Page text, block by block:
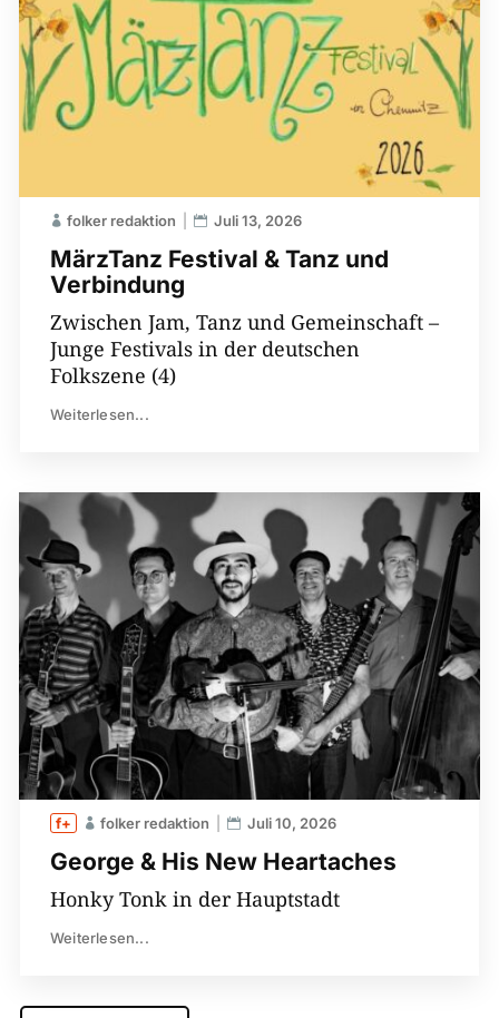
MärzTanz Festival & Tanz und
Verbindung
folker redaktion Juli 13, 2026
Zwischen Jam, Tanz und Gemeinschaft –
Junge Festivals in der deutschen
Folkszene (4)
Weiterlesen...
George & His New Heartaches
folker redaktion Juli 10, 2026
Honky Tonk in der Hauptstadt
Weiterlesen...